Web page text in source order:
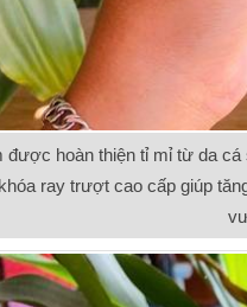
được hoàn thiện tỉ mỉ từ da
ray trượt cao cấp giúp